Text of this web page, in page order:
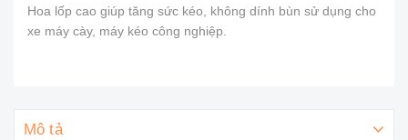
Hoa lốp cao giúp tăng sức kéo, không dính bùn sử dụng cho
xe máy cày, máy kéo công nghiệp.
Mô tả